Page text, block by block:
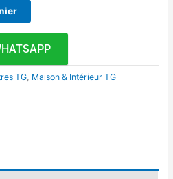
TG Maison & Intérieur TG